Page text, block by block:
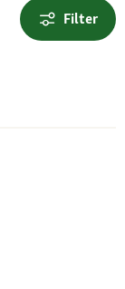
Filter